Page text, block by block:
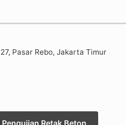
Pasar Rebo, Jakarta Timur
Retak Beton